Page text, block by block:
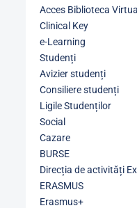
Acces Biblioteca
Clinical Key
e-Learning
Studenți
Avizier studenți
Consiliere studenți
Ligile Studenților
Social
Cazare
BURSE
Direcția de activități
ERASMUS
Erasmus+